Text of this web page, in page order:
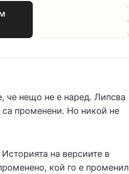
че нещо не е наред. Липсва
променени. Но никой не
на версиите в
кой го е променил